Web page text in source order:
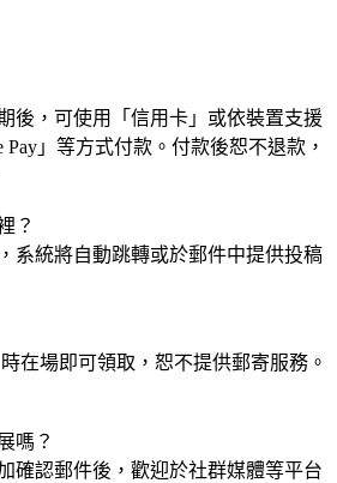
後，可使用「信用卡」或依裝置支援
Pay」等方式付款。付款後恕不退款，
？
系統將自動跳轉或於郵件中提供投稿
在場即可領取，恕不提供郵寄服務。
嗎？
確認郵件後，歡迎於社群媒體等平台